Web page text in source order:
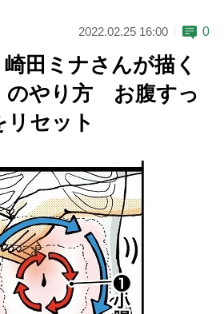
2022.02.25 16:00 0
田ミナさんが描く
のやり方 お腹すっ
リセット